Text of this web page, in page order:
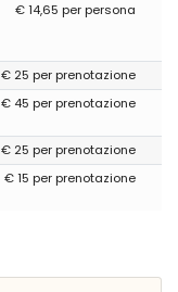
€ 14,65 per persona
€ 25 per prenotazione
€ 45 per prenotazione
€ 25 per prenotazione
€ 15 per prenotazione